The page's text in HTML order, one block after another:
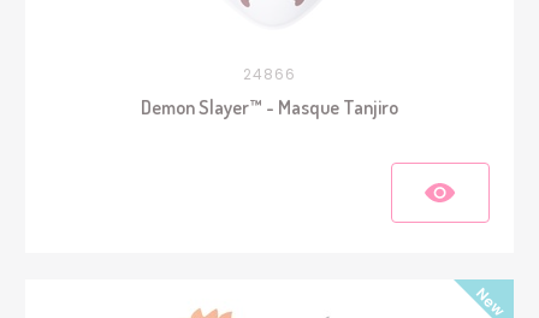
24866
Demon Slayer™ - Masque Tanjiro